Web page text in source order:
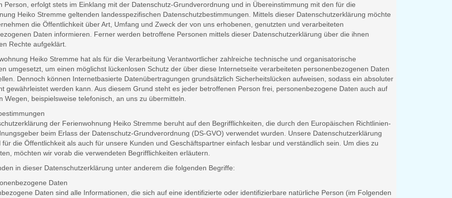
Person, erfolgt stets im Einklang mit der Datenschutz-Grundverordnung und in Übereinstimmung mit den für die
Heiko Stremme geltenden landesspezifischen Datenschutzbestimmungen. Mittels dieser Datenschutzerklärung möchte
die Öffentlichkeit über Art, Umfang und Zweck der von uns erhobenen, genutzten und verarbeiteten
Daten informieren. Ferner werden betroffene Personen mittels dieser Datenschutzerklärung über die ihnen
Rechte aufgeklärt.
Heiko Stremme hat als für die Verarbeitung Verantwortlicher zahlreiche technische und organisatorische
umgesetzt, um einen möglichst lückenlosen Schutz der über diese Internetseite verarbeiteten personenbezogenen Daten
Dennoch können Internetbasierte Datenübertragungen grundsätzlich Sicherheitslücken aufweisen, sodass ein absoluter
gewährleistet werden kann. Aus diesem Grund steht es jeder betroffenen Person frei, personenbezogene Daten auch auf
Wegen, beispielsweise telefonisch, an uns zu übermitteln.
der Ferienwohnung Heiko Stremme beruht auf den Begrifflichkeiten, die durch den Europäischen Richtlinien-
beim Erlass der Datenschutz-Grundverordnung (DS-GVO) verwendet wurden. Unsere Datenschutzerklärung
für die Öffentlichkeit als auch für unsere Kunden und Geschäftspartner einfach lesbar und verständlich sein. Um dies zu
möchten wir vorab die verwendeten Begrifflichkeiten erläutern.
in dieser Datenschutzerklärung unter anderem die folgenden Begriffe:
Daten
Daten sind alle Informationen, die sich auf eine identifizierte oder identifizierbare natürliche Person (im Folgenden